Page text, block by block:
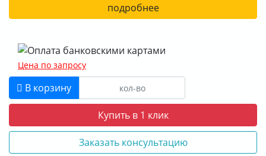
подробнее
Цена по запросу
В корзину
Купить в 1 клик
Заказать консультацию